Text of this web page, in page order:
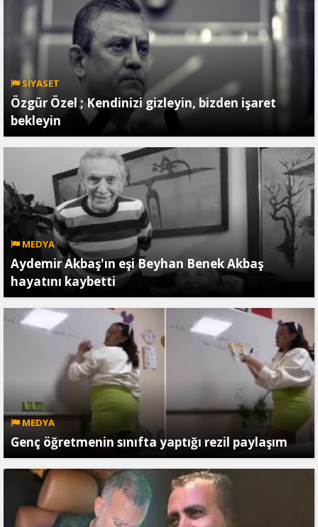
SİYASET
Özgür Özel ; Kendinizi gizleyin, bizden işaret
bekleyin
MEDYA
Aydemir Akbaş'ın eşi Beyhan Benek Akbaş
hayatını kaybetti
MEDYA
Genç öğretmenin sınıfta yaptığı rezil paylaşım